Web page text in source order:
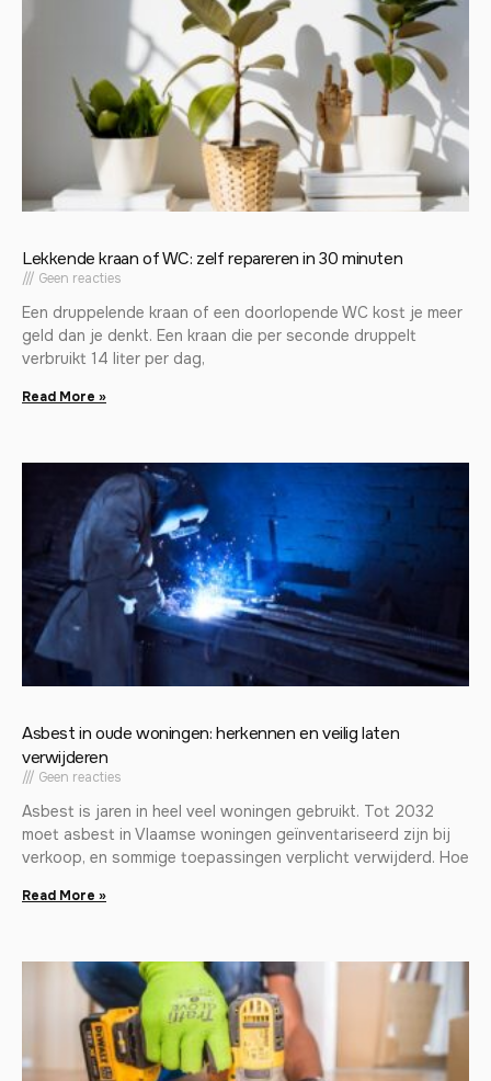
Lekkende kraan of WC: zelf repareren in 30 minuten
Geen reacties
Een druppelende kraan of een doorlopende WC kost je meer
geld dan je denkt. Een kraan die per seconde druppelt
verbruikt 14 liter per dag,
Read More »
Asbest in oude woningen: herkennen en veilig laten
verwijderen
Geen reacties
Asbest is jaren in heel veel woningen gebruikt. Tot 2032
moet asbest in Vlaamse woningen geïnventariseerd zijn bij
verkoop, en sommige toepassingen verplicht verwijderd. Hoe
Read More »